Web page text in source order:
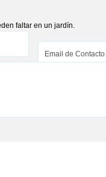
faltar en un jardín.